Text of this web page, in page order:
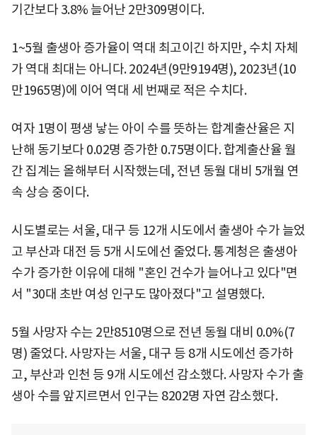
기간보다 3.8% 늘어난 2만309명이다.
1~5월 출생아 증가율이 역대 최고이긴 하지만, 수치 자체
가 역대 최대는 아니다. 2024년(9만9194명), 2023년(10
만1965명)에 이어 역대 세 번째로 적은 수치다.
여자 1명이 평생 낳는 아이 수를 뜻하는 합계출산율은 지
난해 동기보다 0.02명 증가한 0.75명이다. 합계출산율 월
간 집계는 올해부터 시작했는데, 전년 동월 대비 5개월 연
속 상승 중이다.
시도별로는 서울, 대구 등 12개 시도에서 출생아 수가 늘었
고 부산과 대전 등 5개 시도에선 줄었다. 통계청은 출생아
수가 증가한 이유에 대해 "혼인 건수가 늘어나고 있다"면
서 "30대 초반 여성 인구도 많아졌다"고 설명했다.
5월 사망자 수는 2만8510명으로 전년 동월 대비 0.0%(7
명) 줄었다. 사망자는 서울, 대구 등 8개 시도에선 증가하
고, 부산과 인천 등 9개 시도에선 감소했다. 사망자 수가 출
생아 수를 앞지르면서 인구는 8202명 자연 감소했다.